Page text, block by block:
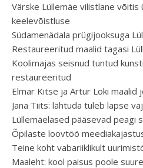
Värske Lüllemäe vilistlane võitis
keelevõistluse
Südamenädala prügijooksuga
Restaureeritud maalid tagasi
Koolimajas seisnud tuntud
restaureeritud
Elmar Kitse ja Artur Loki maalid
Jana Tiits: lähtuda tuleb lapse
Lüllemäelased pääsevad peagi
Õpilaste loovtöö
Teine koht vabariiklikult
Maaleht: kool paisus poole